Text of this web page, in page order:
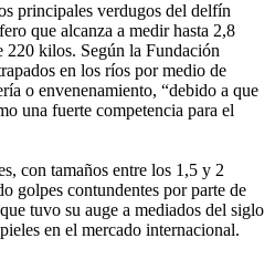
principales verdugos del delfín
que alcanza a medir hasta 2,8
220 kilos. Según la Fundación
en los ríos por medio de
o envenenamiento, “debido a que
una fuerte competencia para el
con tamaños entre los 1,5 y 2
golpes contundentes por parte de
tuvo su auge a mediados del siglo
en el mercado internacional.